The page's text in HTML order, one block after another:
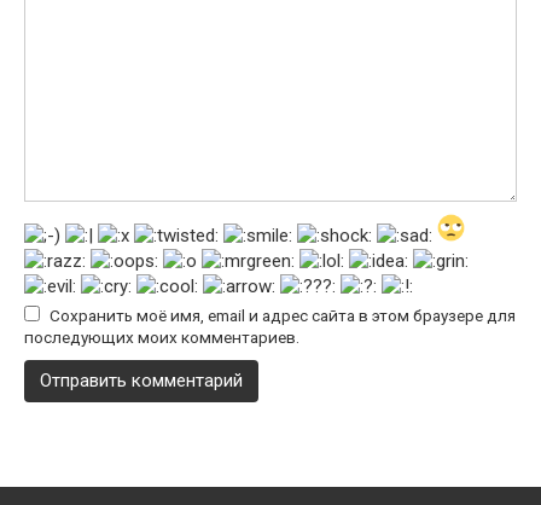
Сохранить моё имя, email и адрес сайта в этом браузере для
последующих моих комментариев.